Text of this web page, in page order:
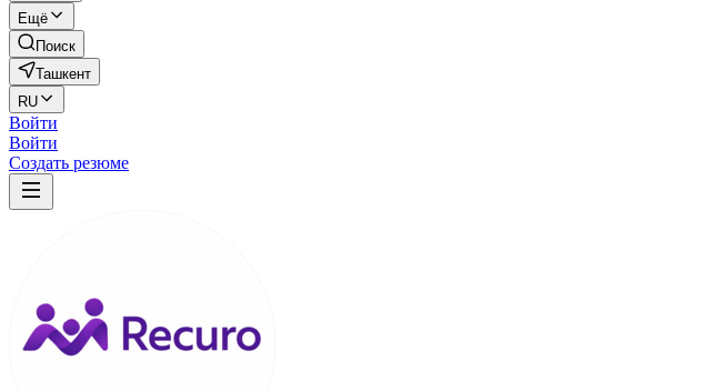
Ещё
Поиск
Ташкент
RU
Войти
Войти
Создать резюме